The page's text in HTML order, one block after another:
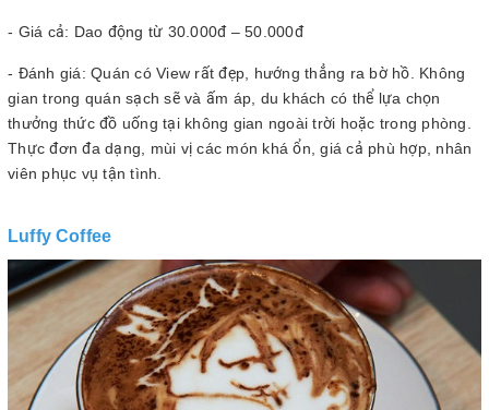
- Giá cả: Dao động từ 30.000đ – 50.000đ
- Đánh giá: Quán có View rất đẹp, hướng thẳng ra bờ hồ. Không
gian trong quán sạch sẽ và ấm áp, du khách có thể lựa chọn
thưởng thức đồ uống tại không gian ngoài trời hoặc trong phòng.
Thực đơn đa dạng, mùi vị các món khá ổn, giá cả phù hợp, nhân
viên phục vụ tận tình.
Luffy Coffee